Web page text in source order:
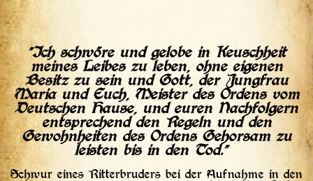
"Ich schwöre und gelobe in Keuschheit
meines Leibes zu leben, ohne eigenen
Besitz zu sein und Gott, der Jungfrau
Maria und Euch, Meister des Ordens vom
Deutschen Hause, und euren Nachfolgern
entsprechend den Regeln und den
Gewohnheiten des Ordens Gehorsam zu
leisten bis in den Tod."
Schwur eines Ritterbruders bei der Aufnahme in den